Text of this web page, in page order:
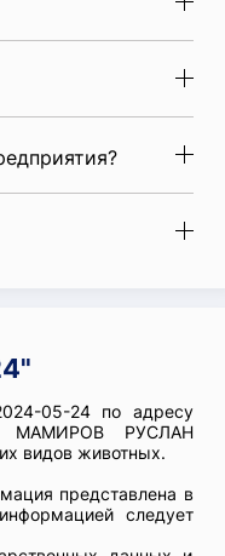
05-24 по адресу
МАМИРОВ РУСЛАН
видов животных.
представлена в
следует